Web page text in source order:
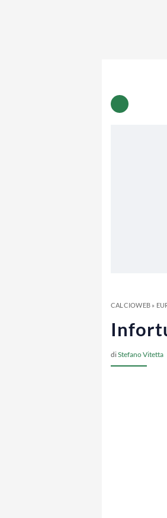
CALCIOWEB»
diStefano Vitetta